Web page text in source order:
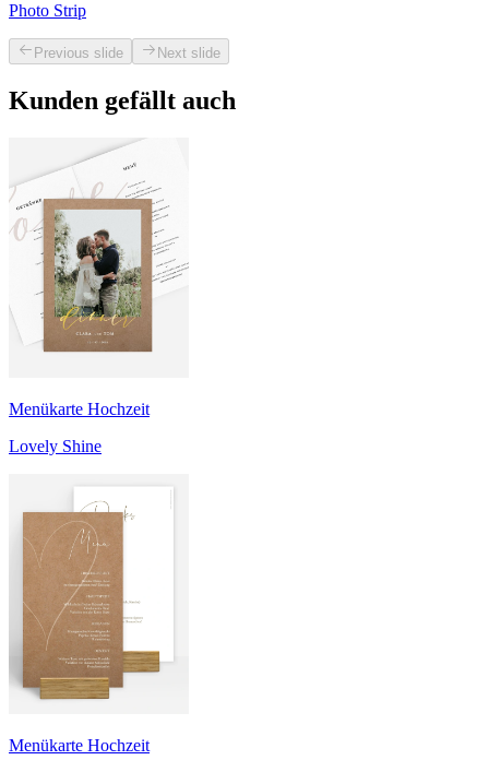
Photo Strip
Previous slide Next slide
Kunden gefällt auch
Menükarte Hochzeit
Lovely Shine
Menükarte Hochzeit